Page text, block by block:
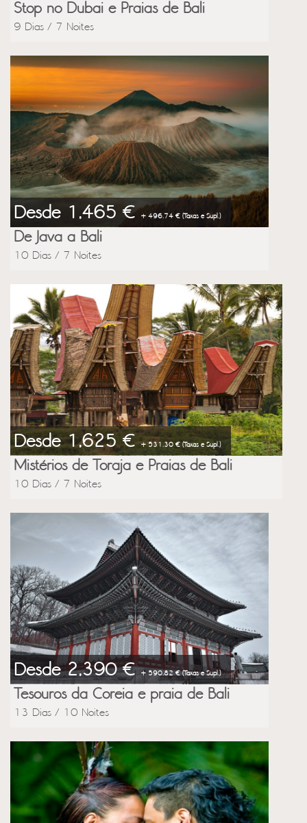
Stop no Dubai e Praias de Bali
9 Dias / 7 Noites
Desde 1,465 €+ 496.74 € (Taxas e Supl.)
De Java a Bali
10 Dias / 7 Noites
Desde 1,625 €+ 531.30 € (Taxas e Supl.)
Mistérios de Toraja e Praias de Bali
10 Dias / 7 Noites
Desde 2,390 €+ 590.82 € (Taxas e Supl.)
Tesouros da Coreia e praia de Bali
13 Dias / 10 Noites